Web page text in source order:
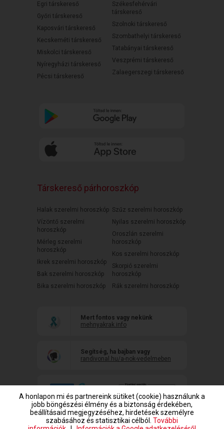
Egri társkereső
Győri társkereső
Kaposvári társkereső
Kecskeméti társkereső
Miskolci társkereső
Nyíregyházi társkereső
Pécsi társkereső
Székesfehérvári
társkereső
Szolnoki társkereső
Szombathelyi társkereső
Tatabányai társkereső
Veszprémi társkereső
Zalaegerszegi társkereső
Társkereső párhoroszkóp
Halak szerelmi horoszkóp
Vízöntő szerelmi
horoszkóp
Mérleg szerelmi
horoszkóp
Ikrek szerelmi horoszkóp
Bak szerelmi horoszkóp
Bika szerelmi horoszkóp
Szűz szerelmi horoszkóp
Nyilas szerelmi horoszkóp
Oroszlán szerelmi
horoszkóp
Kos szerelmi horoszkóp
Skorpió szerelmi
horoszkóp
Rák szerelmi horoszkóp
Mert fontos vagy nekünk
mehnyakrak.info
Segítség, ha bajban vagy
randivonal.hu/a-nok-vedelmeben
A honlapon mi és partnereink sütiket (cookie) használunk a
jobb böngészési élmény és a biztonság érdekében,
beállításaid megjegyzéséhez, hirdetések személyre
szabásához és statisztikai célból. További